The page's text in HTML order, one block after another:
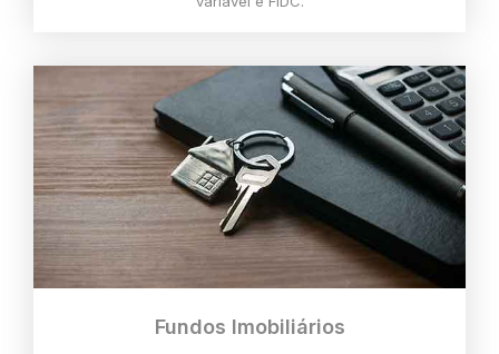
Fundos Imobiliários